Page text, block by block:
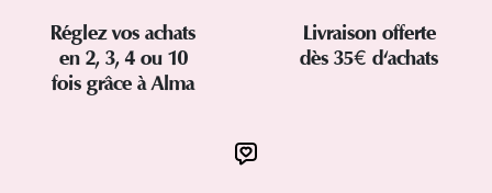
Réglez vos achats
en 2, 3, 4 ou 10
fois grâce à Alma
Livraison offerte
dès 35€ d'achats